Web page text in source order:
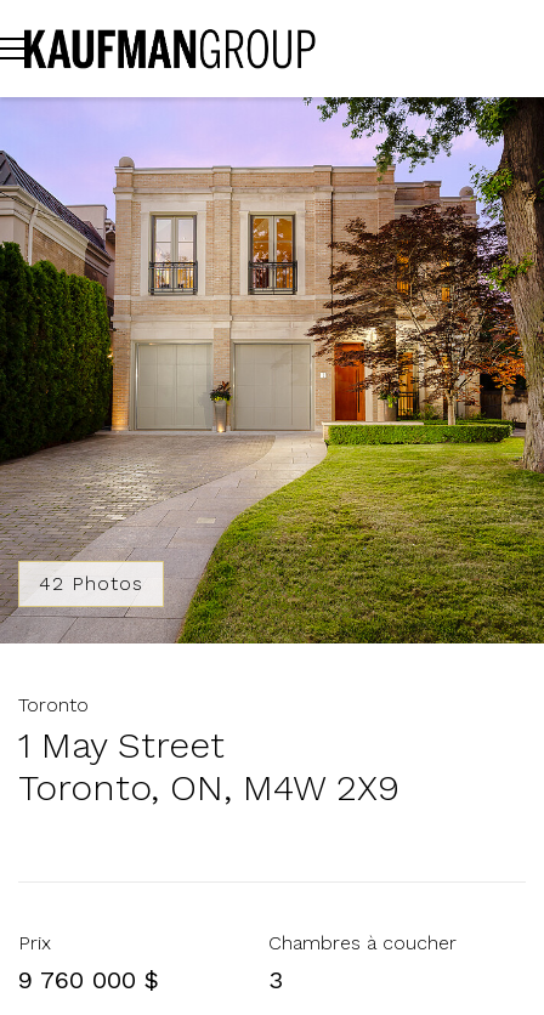
42 Photos
Toronto
1 May Street
Toronto, ON, M4W 2X9
Prix
9 760 000 $
Chambres à coucher
3